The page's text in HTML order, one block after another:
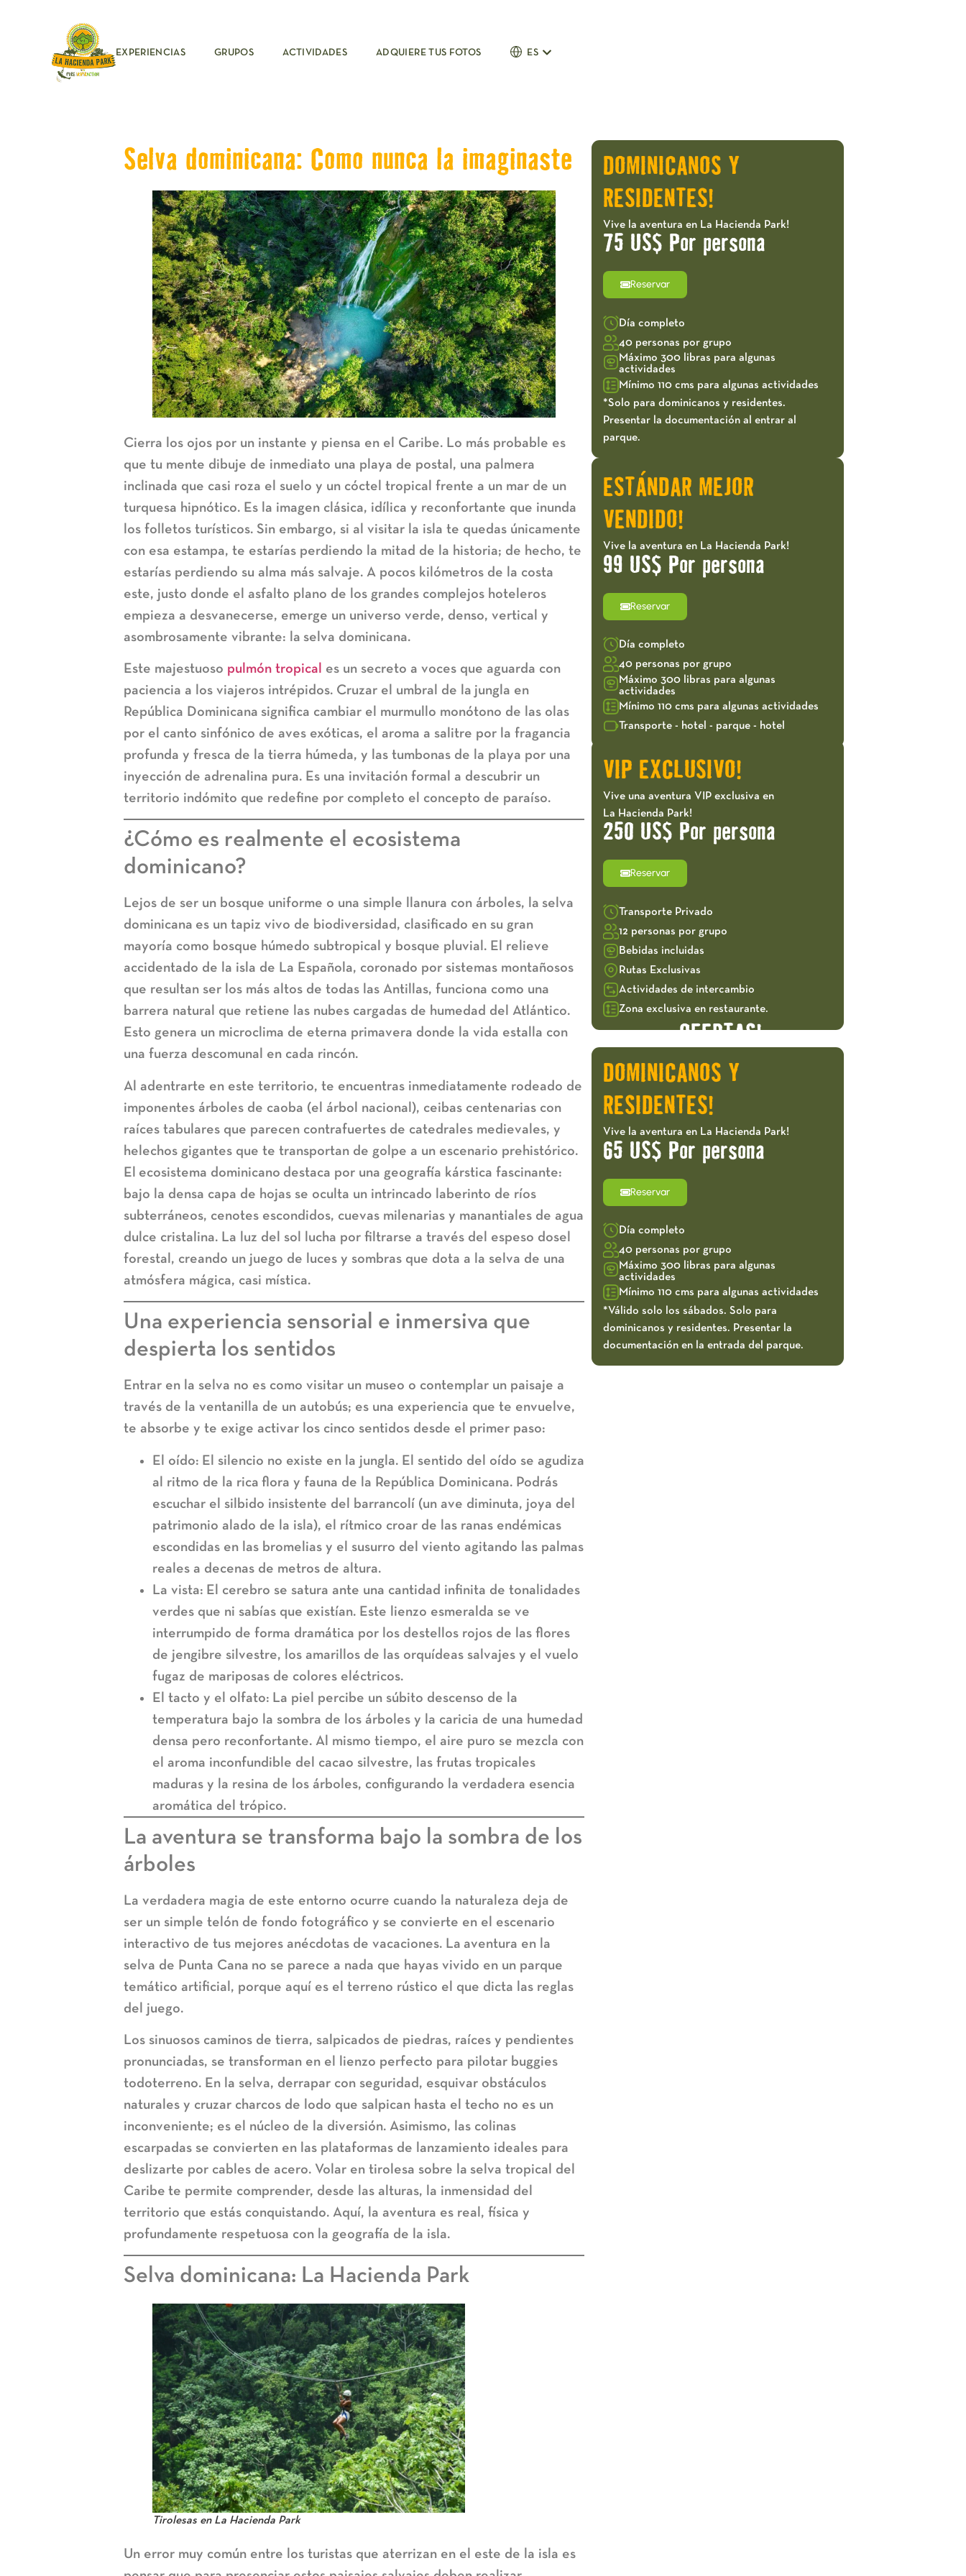
EXPERIENCIAS GRUPOS ACTIVIDADES ADQUIERE TUS FOTOS ES
Selva dominicana: Como nunca la imaginaste
Cierra los ojos por un instante y piensa en el Caribe. Lo más probable es
que tu mente dibuje de inmediato una playa de postal, una palmera
inclinada que casi roza el suelo y un cóctel tropical frente a un mar de un
turquesa hipnótico. Es la imagen clásica, idílica y reconfortante que inunda
los folletos turísticos. Sin embargo, si al visitar la isla te quedas únicamente
con esa estampa, te estarías perdiendo la mitad de la historia; de hecho, te
estarías perdiendo su alma más salvaje. A pocos kilómetros de la costa
este, justo donde el asfalto plano de los grandes complejos hoteleros
empieza a desvanecerse, emerge un universo verde, denso, vertical y
asombrosamente vibrante: la selva dominicana.
Este majestuoso pulmón tropical es un secreto a voces que aguarda con
paciencia a los viajeros intrépidos. Cruzar el umbral de la jungla en
República Dominicana significa cambiar el murmullo monótono de las olas
por el canto sinfónico de aves exóticas, el aroma a salitre por la fragancia
profunda y fresca de la tierra húmeda, y las tumbonas de la playa por una
inyección de adrenalina pura. Es una invitación formal a descubrir un
territorio indómito que redefine por completo el concepto de paraíso.
¿Cómo es realmente el ecosistema
dominicano?
Lejos de ser un bosque uniforme o una simple llanura con árboles, la selva
dominicana es un tapiz vivo de biodiversidad, clasificado en su gran
mayoría como bosque húmedo subtropical y bosque pluvial. El relieve
accidentado de la isla de La Española, coronado por sistemas montañosos
que resultan ser los más altos de todas las Antillas, funciona como una
barrera natural que retiene las nubes cargadas de humedad del Atlántico.
Esto genera un microclima de eterna primavera donde la vida estalla con
una fuerza descomunal en cada rincón.
Al adentrarte en este territorio, te encuentras inmediatamente rodeado de
imponentes árboles de caoba (el árbol nacional), ceibas centenarias con
raíces tabulares que parecen contrafuertes de catedrales medievales, y
helechos gigantes que te transportan de golpe a un escenario prehistórico.
El ecosistema dominicano destaca por una geografía kárstica fascinante:
bajo la densa capa de hojas se oculta un intrincado laberinto de ríos
subterráneos, cenotes escondidos, cuevas milenarias y manantiales de agua
dulce cristalina. La luz del sol lucha por filtrarse a través del espeso dosel
forestal, creando un juego de luces y sombras que dota a la selva de una
atmósfera mágica, casi mística.
Una experiencia sensorial e inmersiva que
despierta los sentidos
Entrar en la selva no es como visitar un museo o contemplar un paisaje a
través de la ventanilla de un autobús; es una experiencia que te envuelve,
te absorbe y te exige activar los cinco sentidos desde el primer paso:
El oído: El silencio no existe en la jungla. El sentido del oído se agudiza
al ritmo de la rica flora y fauna de la República Dominicana. Podrás
escuchar el silbido insistente del barrancolí (un ave diminuta, joya del
patrimonio alado de la isla), el rítmico croar de las ranas endémicas
escondidas en las bromelias y el susurro del viento agitando las palmas
reales a decenas de metros de altura.
La vista: El cerebro se satura ante una cantidad infinita de tonalidades
verdes que ni sabías que existían. Este lienzo esmeralda se ve
interrumpido de forma dramática por los destellos rojos de las flores
de jengibre silvestre, los amarillos de las orquídeas salvajes y el vuelo
fugaz de mariposas de colores eléctricos.
El tacto y el olfato: La piel percibe un súbito descenso de la
temperatura bajo la sombra de los árboles y la caricia de una humedad
densa pero reconfortante. Al mismo tiempo, el aire puro se mezcla con
el aroma inconfundible del cacao silvestre, las frutas tropicales
maduras y la resina de los árboles, configurando la verdadera esencia
aromática del trópico.
La aventura se transforma bajo la sombra de los
árboles
La verdadera magia de este entorno ocurre cuando la naturaleza deja de
ser un simple telón de fondo fotográfico y se convierte en el escenario
interactivo de tus mejores anécdotas de vacaciones. La aventura en la
selva de Punta Cana no se parece a nada que hayas vivido en un parque
temático artificial, porque aquí es el terreno rústico el que dicta las reglas
del juego.
Los sinuosos caminos de tierra, salpicados de piedras, raíces y pendientes
pronunciadas, se transforman en el lienzo perfecto para pilotar buggies
todoterreno. En la selva, derrapar con seguridad, esquivar obstáculos
naturales y cruzar charcos de lodo que salpican hasta el techo no es un
inconveniente; es el núcleo de la diversión. Asimismo, las colinas
escarpadas se convierten en las plataformas de lanzamiento ideales para
deslizarte por cables de acero. Volar en tirolesa sobre la selva tropical del
Caribe te permite comprender, desde las alturas, la inmensidad del
territorio que estás conquistando. Aquí, la aventura es real, física y
profundamente respetuosa con la geografía de la isla.
Selva dominicana: La Hacienda Park
Tirolesas en La Hacienda Park
Un error muy común entre los turistas que aterrizan en el este de la isla es
DOMINICANOS Y
RESIDENTES!
Vive la aventura en La Hacienda Park!
75 US$ Por persona
Reservar
Día completo
40 personas por grupo
Máximo 300 libras para algunas
actividades
Mínimo 110 cms para algunas actividades
*Solo para dominicanos y residentes.
Presentar la documentación al entrar al
parque.
ESTÁNDAR MEJOR
VENDIDO!
Vive la aventura en La Hacienda Park!
99 US$ Por persona
Reservar
Día completo
40 personas por grupo
Máximo 300 libras para algunas
actividades
Mínimo 110 cms para algunas actividades
Transporte - hotel - parque - hotel
VIP EXCLUSIVO!
Vive una aventura VIP exclusiva en
La Hacienda Park!
250 US$ Por persona
Reservar
Transporte Privado
12 personas por grupo
Bebidas incluidas
Rutas Exclusivas
Actividades de intercambio
Zona exclusiva en restaurante.
OFERTAS!
DOMINICANOS Y
RESIDENTES!
Vive la aventura en La Hacienda Park!
65 US$ Por persona
Reservar
Día completo
40 personas por grupo
Máximo 300 libras para algunas
actividades
Mínimo 110 cms para algunas actividades
*Válido solo los sábados. Solo para
dominicanos y residentes. Presentar la
documentación en la entrada del parque.